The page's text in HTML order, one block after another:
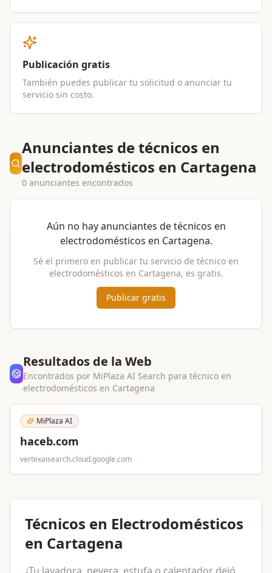
Publicación gratis
También puedes publicar tu solicitud o anunciar tu
servicio sin costo.
Anunciantes de técnicos en
electrodomésticos en Cartagena
0 anunciantes encontrados
Aún no hay anunciantes detécnicos en
electrodomésticos en Cartagena.
Sé el primero en publicar tu servicio de técnico en
electrodomésticos en Cartagena, es gratis.
Publicar gratis
Resultados de la Web
Encontrados por MiPlaza AI Search paratécnico en
electrodomésticos en Cartagena
MiPlaza AI
haceb.com
vertexaisearch.cloud.google.com
Técnicos en Electrodomésticos
en Cartagena